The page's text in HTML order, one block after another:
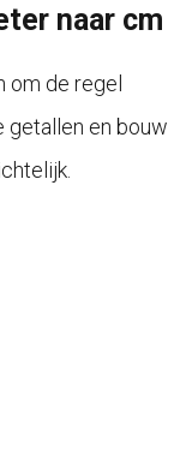
naar cm
om de regel
getallen en bouw